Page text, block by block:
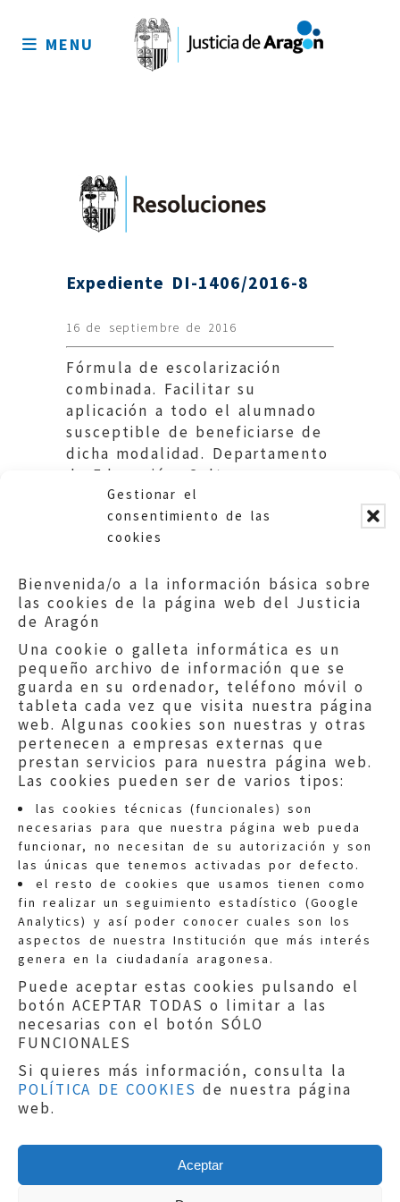
Gestionar el
consentimiento de las
cookies
Bienvenida/o a la información básica sobre
las cookies de la página web del Justicia
de Aragón
Una cookie o galleta informática es un
pequeño archivo de información que se
guarda en su ordenador, teléfono móvil o
tableta cada vez que visita nuestra página
web. Algunas cookies son nuestras y otras
pertenecen a empresas externas que
prestan servicios para nuestra página web.
Las cookies pueden ser de varios tipos:
las cookies técnicas (funcionales) son
necesarias para que nuestra página web pueda
funcionar, no necesitan de su autorización y son
las únicas que tenemos activadas por defecto.
el resto de cookies que usamos tienen como
fin realizar un seguimiento estadístico (Google
Analytics) y así poder conocer cuales son los
aspectos de nuestra Institución que más interés
genera en la ciudadanía aragonesa.
Puede aceptar estas cookies pulsando el
botón ACEPTAR TODAS o limitar a las
necesarias con el botón SÓLO
FUNCIONALES
Si quieres más información, consulta la
POLÍTICA DE COOKIES de nuestra página
web.
Aceptar
sitio
MENU
Expediente DI-1406/2016-8
16 de septiembre de 2016
Fórmula de escolarización
combinada. Facilitar su
aplicación a todo el alumnado
susceptible de beneficiarse de
dicha modalidad. Departamento
de Educación, Cultura y
Deporte.
Quejas:quejas@eljusticiadearagon.es
Información general:
informacion@eljusticiadearagon.es
Teléfonos:900 210 210/
Aviso legal|Política de privacidad|
Protección de Datos
Política de cookies
Copyright © 2019El Justicia de Aragón|